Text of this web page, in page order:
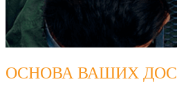
ОСНОВА ВАШИХ